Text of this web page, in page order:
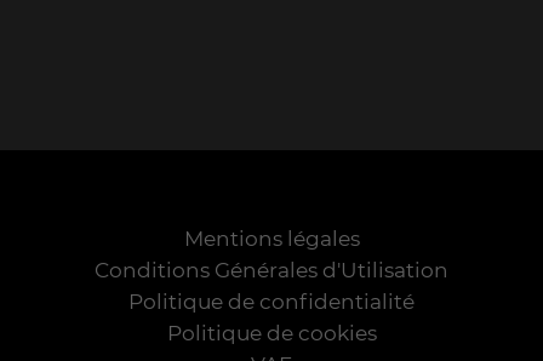
Mentions légales
Conditions Générales d'Utilisation
Politique de confidentialité
Politique de cookies